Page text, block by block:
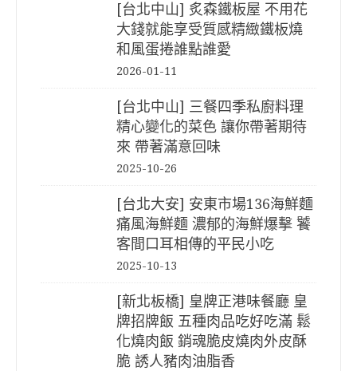
[台北中山] 炙森鐵板屋 不用花
大錢就能享受質感精緻鐵板燒
和風蛋捲誰點誰愛
2026-01-11
[台北中山] 三餐四季私廚料理
精心變化的菜色 讓你帶著期待
來 帶著滿意回味
2025-10-26
[台北大安] 安東市場136海鮮麵
痛風海鮮麵 濃郁的海鮮爆擊 饕
客間口耳相傳的平民小吃
2025-10-13
[新北板橋] 皇牌正港味餐廳 皇
牌招牌飯 五種肉品吃好吃滿 鬆
化燒肉飯 銷魂脆皮燒肉外皮酥
脆 誘人豬肉油脂香